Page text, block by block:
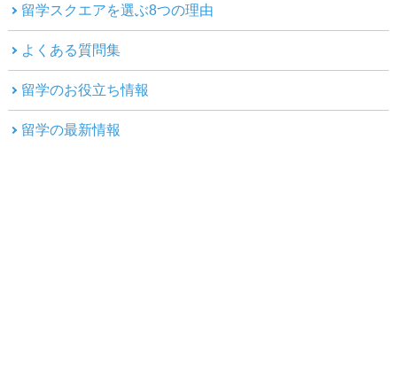
留学スクエアを選ぶ8つの理由
よくある質問集
留学のお役立ち情報
留学の最新情報